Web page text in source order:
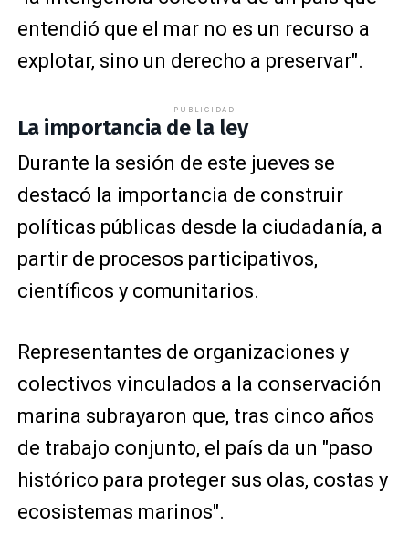
entendió que el mar no es un recurso a
explotar, sino un derecho a preservar".
PUBLICIDAD
La importancia de la ley
Durante la sesión de este jueves se
destacó la importancia de construir
políticas públicas desde la ciudadanía, a
partir de procesos participativos,
científicos y comunitarios.
Representantes de organizaciones y
colectivos vinculados a la conservación
marina subrayaron que, tras cinco años
de trabajo conjunto, el país da un "paso
histórico para proteger sus olas, costas y
ecosistemas marinos".